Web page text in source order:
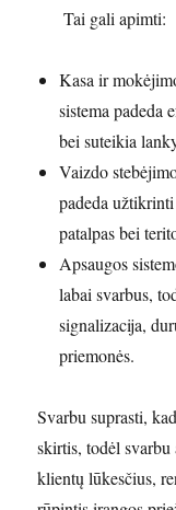
Tai gali apimti:
Kasa ir
sistema padeda
bei suteikia
Vaizdo
padeda
patalpas bei
Apsaugos
labai svarbus,
signalizacija,
priemonės.
Svarbu suprasti,
skirtis, todėl
klientų lūkesčius,